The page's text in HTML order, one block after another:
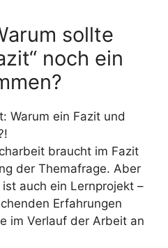
sollte
noch ein
Warum ein Fazit und
braucht im Fazit
der Themafrage. Aber
auch ein Lernprojekt –
Erfahrungen
im Verlauf der Arbeit an